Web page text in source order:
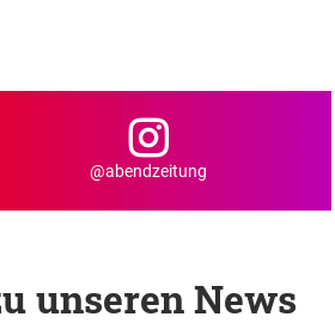
@abendzeitung
unseren News